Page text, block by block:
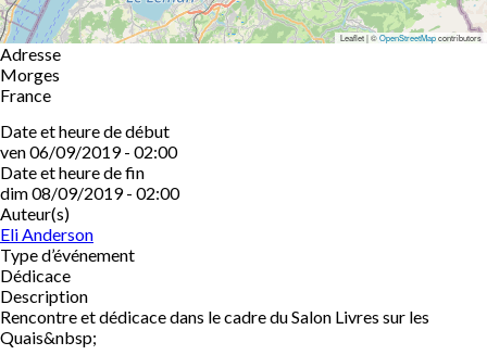
Leaflet | ©OpenStreetMapcontributors
Adresse
Morges
France
Date et heure de début
ven 06/09/2019 - 02:00
Date et heure de fin
dim 08/09/2019 - 02:00
Auteur(s)
Eli Anderson
Type d’événement
Dédicace
Description
Rencontre et dédicace dans le cadre du Salon Livres sur les
Quais&nbsp;